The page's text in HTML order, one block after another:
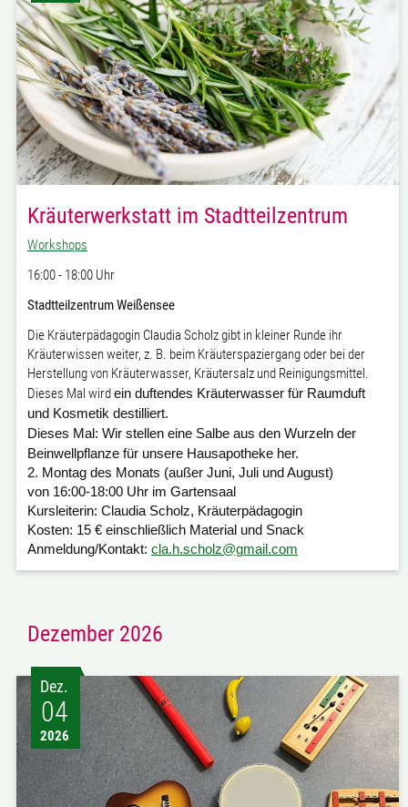
Kräuterwerkstatt im Stadtteilzentrum
Workshops
16:00 - 18:00 Uhr
Stadtteilzentrum Weißensee
Die Kräuterpädagogin Claudia Scholz gibt in kleiner Runde ihr
Kräuterwissen weiter, z. B. beim Kräuterspaziergang oder bei der
Herstellung von Kräuterwasser, Kräutersalz und Reinigungsmittel.
Dieses Mal wird ein duftendes Kräuterwasser für Raumduft
und Kosmetik destilliert.
Dieses Mal: Wir stellen eine Salbe aus den Wurzeln der
Beinwellpflanze für unsere Hausapotheke her.
2. Montag des Monats (außer Juni, Juli und August)
von 16:00-18:00 Uhr im Gartensaal
Kursleiterin: Claudia Scholz, Kräuterpädagogin
Kosten: 15 € einschließlich Material und Snack
Anmeldung/Kontakt: cla.h.scholz@gmail.com
Dezember 2026
Dez.
04
2026